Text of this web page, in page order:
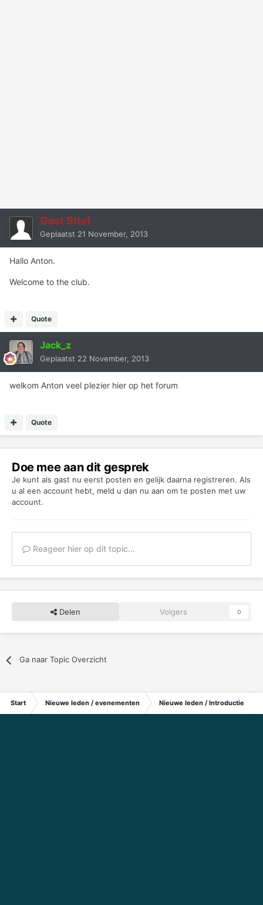
Gast Stief
Geplaatst 21 November, 2013
Hallo Anton.
Welcome to the club.
Quote
Jack_z
Geplaatst 22 November, 2013
welkom Anton veel plezier hier op het forum
Quote
Doe mee aan dit gesprek
Je kunt als gast nu eerst posten en gelijk daarna registreren. Als
u al een account hebt, meld u dan nu aan om te posten met uw
account.
Reageer hier op dit topic...
Delen Volgers 0
Ga naar Topic Overzicht
Start Nieuwe leden / evenementen Nieuwe leden / Introductie